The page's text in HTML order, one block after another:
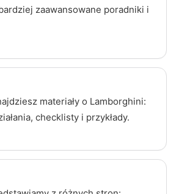
zaawansowane poradniki i
materiały o Lamborghini:
checklisty i przykłady.